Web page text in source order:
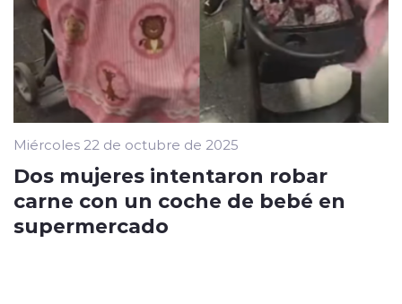
Miércoles 22 de octubre de 2025
Dos mujeres intentaron robar
carne con un coche de bebé en
supermercado